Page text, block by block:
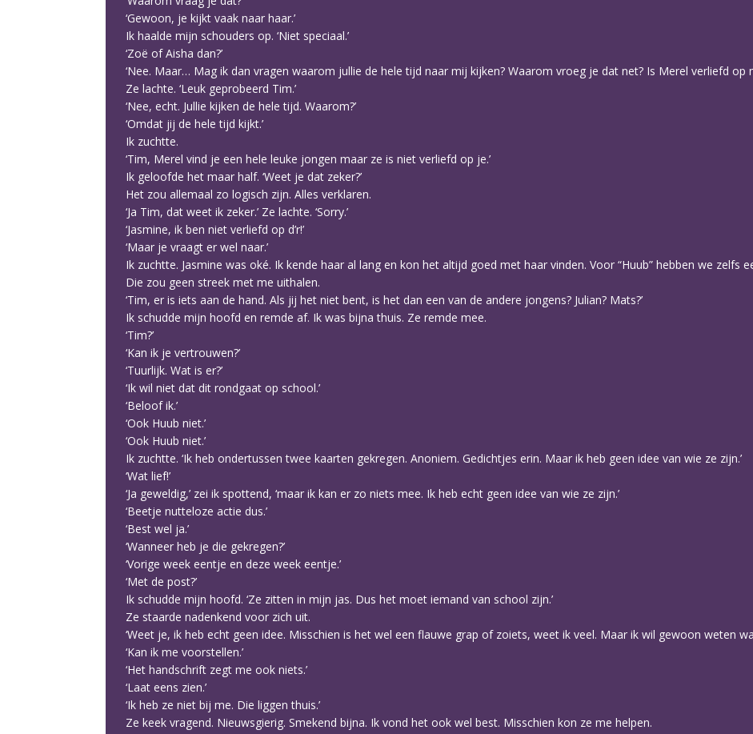
‘Gewoon, je kijkt vaak naar haar.’
Ik haalde mijn schouders op. ‘Niet speciaal.’
‘Zoë of Aisha dan?’
‘Nee. Maar… Mag ik dan vragen waarom jullie de hele tijd naar mij kijken? Waarom vroeg je dat net? Is Merel verliefd op
Ze lachte. ‘Leuk geprobeerd Tim.’
‘Nee, echt. Jullie kijken de hele tijd. Waarom?’
‘Omdat jij de hele tijd kijkt.’
Ik zuchtte.
‘Tim, Merel vind je een hele leuke jongen maar ze is niet verliefd op je.’
Ik geloofde het maar half. ‘Weet je dat zeker?’
Het zou allemaal zo logisch zijn. Alles verklaren.
‘Ja Tim, dat weet ik zeker.’ Ze lachte. ‘Sorry.’
‘Jasmine, ik ben niet verliefd op d’r!’
‘Maar je vraagt er wel naar.’
Ik zuchtte. Jasmine was oké. Ik kende haar al lang en kon het altijd goed met haar vinden. Voor “Huub” hebben we zelfs
Die zou geen streek met me uithalen.
‘Tim, er is iets aan de hand. Als jij het niet bent, is het dan een van de andere jongens? Julian? Mats?’
Ik schudde mijn hoofd en remde af. Ik was bijna thuis. Ze remde mee.
‘Tim?’
‘Kan ik je vertrouwen?’
‘Tuurlijk. Wat is er?’
‘Ik wil niet dat dit rondgaat op school.’
‘Beloof ik.’
‘Ook Huub niet.’
‘Ook Huub niet.’
Ik zuchtte. ‘Ik heb ondertussen twee kaarten gekregen. Anoniem. Gedichtjes erin. Maar ik heb geen idee van wie ze zijn.’
‘Wat lief!’
‘Ja geweldig,’ zei ik spottend, ‘maar ik kan er zo niets mee. Ik heb echt geen idee van wie ze zijn.’
‘Beetje nutteloze actie dus.’
‘Best wel ja.’
‘Wanneer heb je die gekregen?’
‘Vorige week eentje en deze week eentje.’
‘Met de post?’
Ik schudde mijn hoofd. ‘Ze zitten in mijn jas. Dus het moet iemand van school zijn.’
Ze staarde nadenkend voor zich uit.
‘Weet je, ik heb echt geen idee. Misschien is het wel een flauwe grap of zoiets, weet ik veel. Maar ik wil gewoon weten
‘Kan ik me voorstellen.’
‘Het handschrift zegt me ook niets.’
‘Laat eens zien.’
‘Ik heb ze niet bij me. Die liggen thuis.’
Ze keek vragend. Nieuwsgierig. Smekend bijna. Ik vond het ook wel best. Misschien kon ze me helpen.